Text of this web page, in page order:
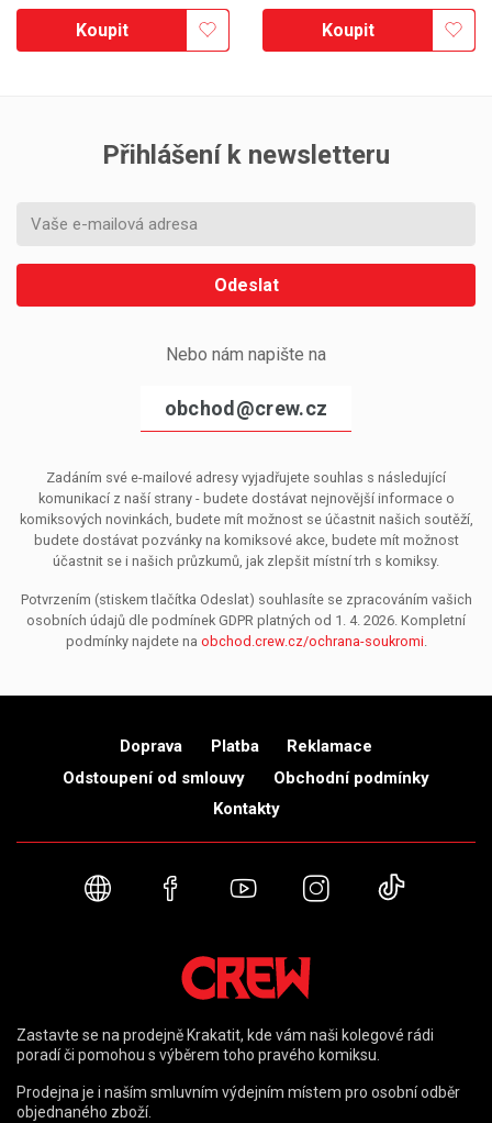
Koupit Koupit
Přihlášení k newsletteru
Odeslat
Nebo nám napište na
obchod@crew.cz
Zadáním své e-mailové adresy vyjadřujete souhlas s následující
komunikací z naší strany - budete dostávat nejnovější informace o
komiksových novinkách, budete mít možnost se účastnit našich soutěží,
budete dostávat pozvánky na komiksové akce, budete mít možnost
účastnit se i našich průzkumů, jak zlepšit místní trh s komiksy.
Potvrzením (stiskem tlačítka Odeslat) souhlasíte se zpracováním vašich
osobních údajů dle podmínek GDPR platných od 1. 4. 2026. Kompletní
podmínky najdete na obchod.crew.cz/ochrana-soukromi.
Doprava Platba
Reklamace
Odstoupení od smlouvy
Obchodní podmínky
Kontakty
Webové stránky
FacebookYouTubeInstagram
Zastavte se na prodejně Krakatit, kde vám naši kolegové rádi
poradí či pomohou s výběrem toho pravého komiksu.
Prodejna je i naším smluvním výdejním místem pro osobní odběr
objednaného zboží.